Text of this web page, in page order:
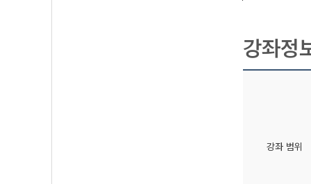
강좌정
강좌 범위